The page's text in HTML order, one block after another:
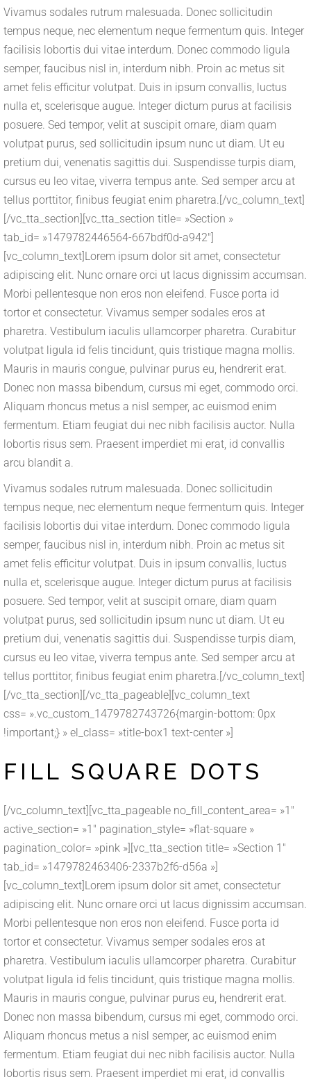
Vivamus sodales rutrum malesuada. Donec sollicitudin
tempus neque, nec elementum neque fermentum quis. Integer
facilisis lobortis dui vitae interdum. Donec commodo ligula
semper, faucibus nisl in, interdum nibh. Proin ac metus sit
amet felis efficitur volutpat. Duis in ipsum convallis, luctus
nulla et, scelerisque augue. Integer dictum purus at facilisis
posuere. Sed tempor, velit at suscipit ornare, diam quam
volutpat purus, sed sollicitudin ipsum nunc ut diam. Ut eu
pretium dui, venenatis sagittis dui. Suspendisse turpis diam,
cursus eu leo vitae, viverra tempus ante. Sed semper arcu at
tellus porttitor, finibus feugiat enim pharetra.[/vc_column_text]
[/vc_tta_section][vc_tta_section title= »Section »
tab_id= »1479782446564-667bdf0d-a942″]
[vc_column_text]Lorem ipsum dolor sit amet, consectetur
adipiscing elit. Nunc ornare orci ut lacus dignissim accumsan.
Morbi pellentesque non eros non eleifend. Fusce porta id
tortor et consectetur. Vivamus semper sodales eros at
pharetra. Vestibulum iaculis ullamcorper pharetra. Curabitur
volutpat ligula id felis tincidunt, quis tristique magna mollis.
Mauris in mauris congue, pulvinar purus eu, hendrerit erat.
Donec non massa bibendum, cursus mi eget, commodo orci.
Aliquam rhoncus metus a nisl semper, ac euismod enim
fermentum. Etiam feugiat dui nec nibh facilisis auctor. Nulla
lobortis risus sem. Praesent imperdiet mi erat, id convallis
arcu blandit a.
Vivamus sodales rutrum malesuada. Donec sollicitudin
tempus neque, nec elementum neque fermentum quis. Integer
facilisis lobortis dui vitae interdum. Donec commodo ligula
semper, faucibus nisl in, interdum nibh. Proin ac metus sit
amet felis efficitur volutpat. Duis in ipsum convallis, luctus
nulla et, scelerisque augue. Integer dictum purus at facilisis
posuere. Sed tempor, velit at suscipit ornare, diam quam
volutpat purus, sed sollicitudin ipsum nunc ut diam. Ut eu
pretium dui, venenatis sagittis dui. Suspendisse turpis diam,
cursus eu leo vitae, viverra tempus ante. Sed semper arcu at
tellus porttitor, finibus feugiat enim pharetra.[/vc_column_text]
[/vc_tta_section][/vc_tta_pageable][vc_column_text
css= ».vc_custom_1479782743726{margin-bottom: 0px
!important;} » el_class= »title-box1 text-center »]
FILL SQUARE DOTS
[/vc_column_text][vc_tta_pageable no_fill_content_area= »1″
active_section= »1″ pagination_style= »flat-square »
pagination_color= »pink »][vc_tta_section title= »Section 1″
tab_id= »1479782463406-2337b2f6-d56a »]
[vc_column_text]Lorem ipsum dolor sit amet, consectetur
adipiscing elit. Nunc ornare orci ut lacus dignissim accumsan.
Morbi pellentesque non eros non eleifend. Fusce porta id
tortor et consectetur. Vivamus semper sodales eros at
pharetra. Vestibulum iaculis ullamcorper pharetra. Curabitur
volutpat ligula id felis tincidunt, quis tristique magna mollis.
Mauris in mauris congue, pulvinar purus eu, hendrerit erat.
Donec non massa bibendum, cursus mi eget, commodo orci.
Aliquam rhoncus metus a nisl semper, ac euismod enim
fermentum. Etiam feugiat dui nec nibh facilisis auctor. Nulla
lobortis risus sem. Praesent imperdiet mi erat, id convallis